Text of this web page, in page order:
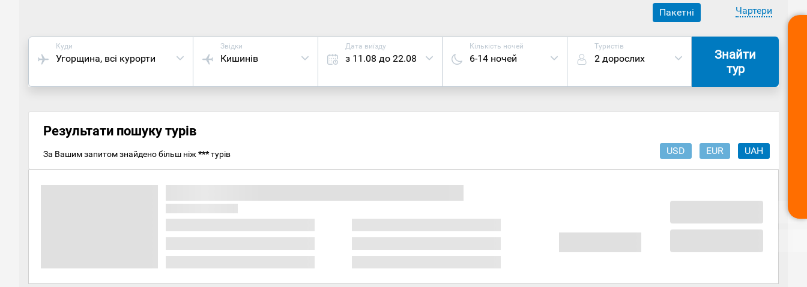
Пакетні Чартери
Куди
Угорщина, всі курорти
Звідки
Кишинів
Дата виїзду
з 11.08 до 22.08
Кількість ночей
6-14 ночей
Туристів
2 дорослих
Знайти
тур
Результати пошуку турів
USD EUR UAH
За Вашим запитом знайдено більш ніж ***турів